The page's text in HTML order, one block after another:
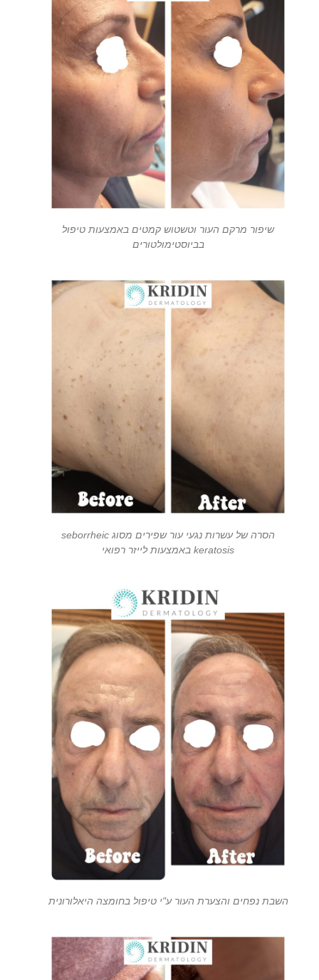
שיפור מרקם העור וטשטוש קמטים באמצעות טיפול
בביוסטימולטורים
הסרה של עשרות נגעי עור שפירים מסוג seborrheic
keratosis באמצעות לייזר רפואי
השבת נפחים והצערת העור ע"י טיפול בחומצה היאלורונית